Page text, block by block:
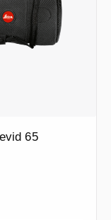
65